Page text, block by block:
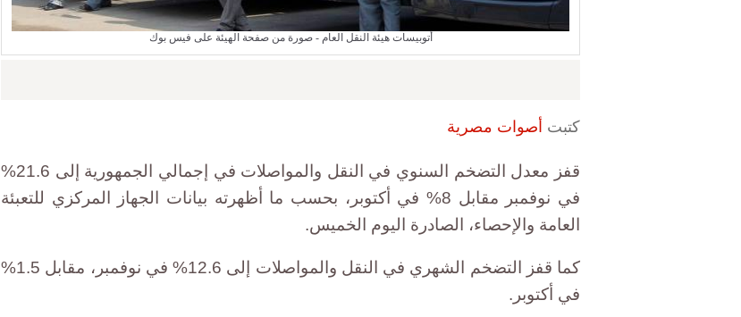
أتوبيسات هيئة النقل العام - صورة من صفحة الهيئة على فيس بوك
كتبت أصوات مصرية
قفز معدل التضخم السنوي في النقل والمواصلات في إجمالي الجمهورية إلى 21.6%
في نوفمبر مقابل 8% في أكتوبر، بحسب ما أظهرته بيانات الجهاز المركزي للتعبئة
العامة والإحصاء، الصادرة اليوم الخميس.
كما قفز التضخم الشهري في النقل والمواصلات إلى 12.6% في نوفمبر، مقابل 1.5%
في أكتوبر.